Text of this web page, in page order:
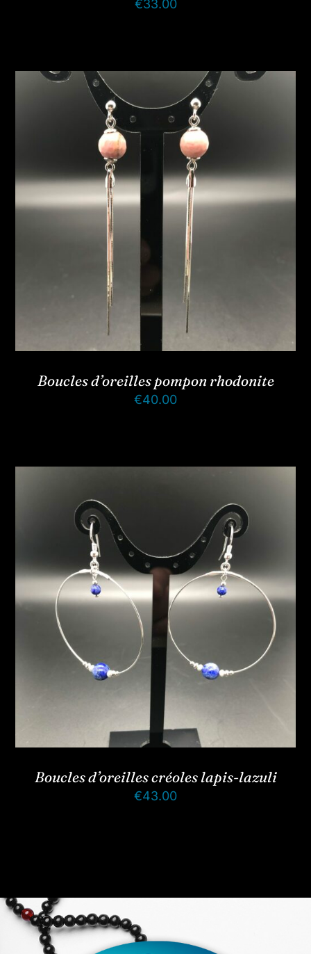
€33.00
Boucles d’oreilles pompon rhodonite
€40.00
Boucles d’oreilles créoles lapis-lazuli
€43.00